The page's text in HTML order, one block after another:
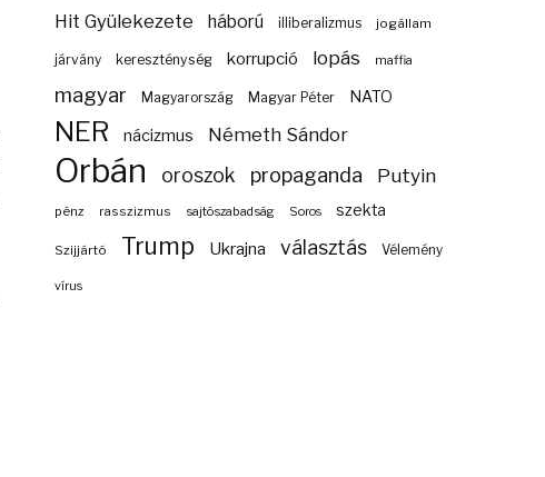
Hit Gyülekezete háború illiberalizmus jogállam
járvány kereszténység korrupció lopás maffia
magyar Magyarország Magyar Péter NATO
NER nácizmus Németh Sándor
Orbán oroszok propaganda Putyin
pénz rasszizmus sajtószabadság Soros szekta
Szijjártó Trump Ukrajna választás Vélemény
vírus